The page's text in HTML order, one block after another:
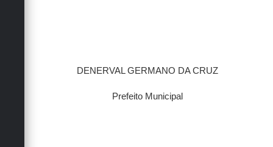
DENERVAL GERMANO DA CRUZ
Prefeito Municipal